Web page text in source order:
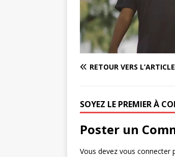
RETOUR VERS L’ARTICLE
SOYEZ LE PREMIER À
Poster un
Vous devez vous connecter